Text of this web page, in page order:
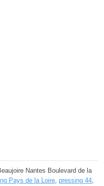
Nantes Boulevard de la
Pays de la Loire pressing 44